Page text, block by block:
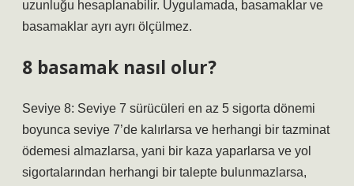
uzunluğu hesaplanabilir. Uygulamada, basamaklar ve
basamaklar ayrı ayrı ölçülmez.
8 basamak nasıl olur?
Seviye 8: Seviye 7 sürücüleri en az 5 sigorta dönemi
boyunca seviye 7’de kalırlarsa ve herhangi bir tazminat
ödemesi almazlarsa, yani bir kaza yaparlarsa ve yol
sigortalarından herhangi bir talepte bulunmazlarsa,